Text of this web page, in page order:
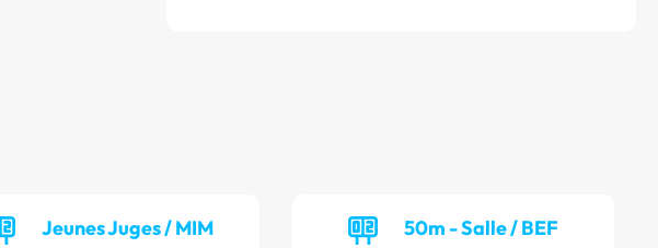
Jeunes Juges / MIM 50m - Salle / BEF